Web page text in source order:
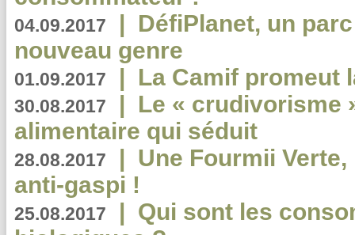
04.09.2017 | DéfiPlanet, un
nouveau genre
01.09.2017 | La Camif promeut
30.08.2017 | Le « crudivorisme
alimentaire qui séduit
28.08.2017 | Une Fourmii
anti-gaspi !
25.08.2017 | Qui sont les